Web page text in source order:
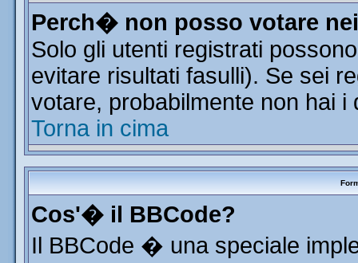
Perch� non posso votare
Solo gli utenti registrati
evitare risultati fasulli). Se sei
votare, probabilmente non hai
Torna in cima
Cos'� il BBCode?
Il BBCode � una speciale